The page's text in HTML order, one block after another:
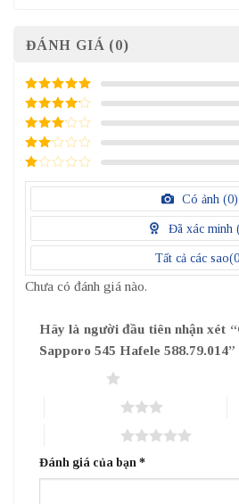
ĐÁNH GIÁ (0)
5/ 5 điểm
4/ 5
điểm
3/ 5
điểm
2/
điểm
1
điểm
Có ảnh (0)
Đã xác minh
Tất cả các sao(0
Chưa có đánh giá nào.
Hãy là người đầu tiên nhận xét
Sapporo 545 Hafele 588.79.014”
Đánh giá của bạn *